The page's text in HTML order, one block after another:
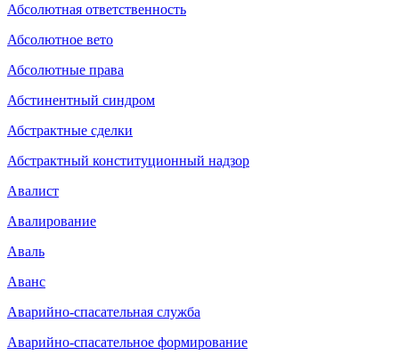
Абсолютная ответственность
Абсолютное вето
Абсолютные права
Абстинентный синдром
Абстрактные сделки
Абстрактный конституционный надзор
Авалист
Авалирование
Аваль
Аванс
Аварийно-спасательная служба
Аварийно-спасательное формирование